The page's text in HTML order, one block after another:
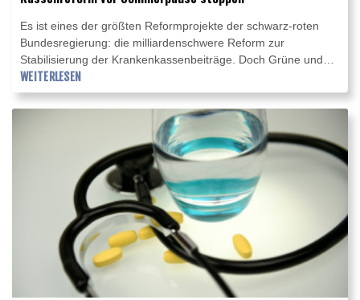
Es ist eines der größten Reformprojekte der schwarz-roten
Bundesregierung: die milliardenschwere Reform zur
Stabilisierung der Krankenkassenbeiträge. Doch Grüne und
Linke wollen die für Freitag geplante Schlussabstimmung im
Bundestag vor der Sommerpause verhindern und haben
dagegen am Mittwoch Eilanträge beim
Bundesverfassungsgericht eingereicht. Sie werfen der
Koalition vor, auf den letzten Metern zahlreiche Änderungen
eingebracht zu haben, deren Auswirkungen sich in so kurzer
Zeit nicht ernsthaft prüfen ließen.
WEITERLESEN